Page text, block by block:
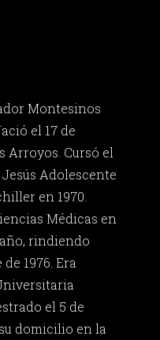
Montesinos
el 17 de
Arroyos. Cursó el
Adolescente
en 1970.
Médicas en
rindiendo
1976. Era
el 5 de
domicilio en la